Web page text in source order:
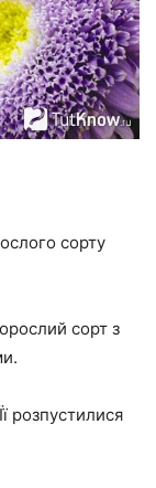
сорту
сорт з
розпустилися